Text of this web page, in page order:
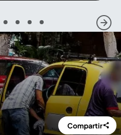
2 3 4 5
Compartir